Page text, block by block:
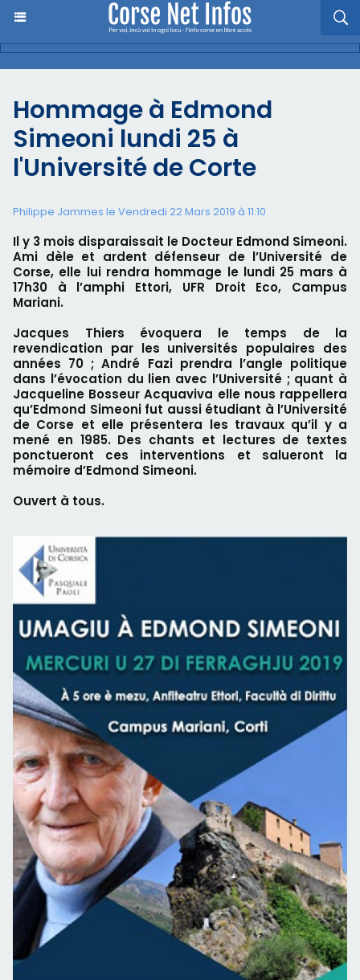
Hommage à Edmond
Simeoni lundi 25 à
l'Université de Corte
Philippe Jammes le Vendredi 22 Mars 2019 à 11:10
Il y 3 mois disparaissait le Docteur Edmond Simeoni.
Ami dèle et ardent défenseur de l’Université de
Corse, elle lui rendra hommage le lundi 25 mars à
17h30 à l’amphi Ettori, UFR Droit Eco, Campus
Mariani.
Jacques Thiers évoquera le temps de la
revendication par les universités populaires des
années 70 ; André Fazi prendra l’angle politique
dans l’évocation du lien avec l’Université ; quant à
Jacqueline Bosseur Acquaviva elle nous rappellera
qu’Edmond Simeoni fut aussi étudiant à l’Université
de Corse et elle présentera les travaux qu’il y a
mené en 1985. Des chants et lectures de textes
ponctueront ces interventions et salueront la
mémoire d’Edmond Simeoni.
Ouvert à tous.